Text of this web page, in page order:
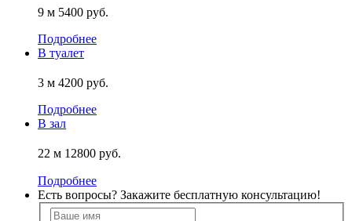
9 м 5400 руб.
Подробнее
В туалет
3 м 4200 руб.
Подробнее
В зал
22 м 12800 руб.
Подробнее
Есть вопросы? Закажите бесплатную консультацию!